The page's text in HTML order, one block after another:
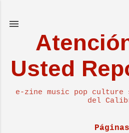
Usted
e-zine music pop culture
del
Páginas